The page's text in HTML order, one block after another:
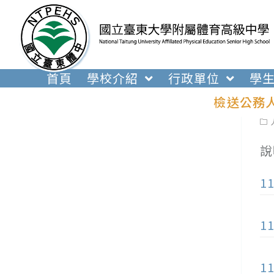
內
首頁 學校介紹 行政單位 學
檢送公務